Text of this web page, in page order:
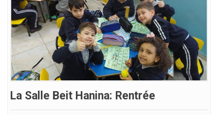
La Salle Beit Hanina: Rentrée